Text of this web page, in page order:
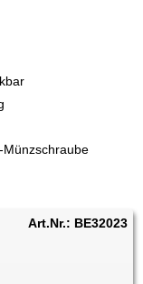
Art.Nr.: BE32023